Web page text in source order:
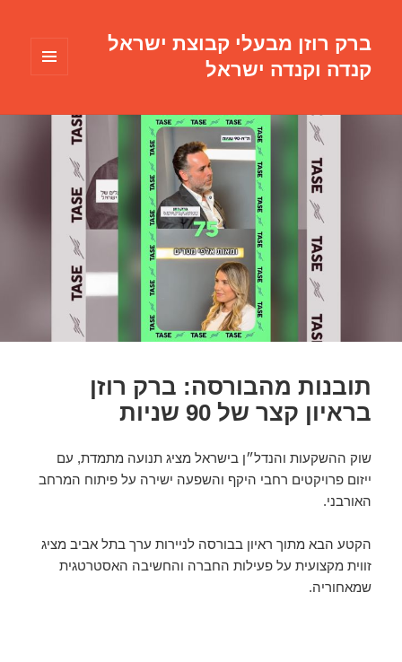
ברק רוזן מבעלי קבוצת ישראל
קנדה וקנדה ישראל
תובנות מהבורסה: ברק רוזן
בראיון קצר של 90 שניות
שוק ההשקעות והנדל״ן בישראל מציג תנועה מתמדת, עם
ייזום פרויקטים רחבי היקף והשפעה ישירה על פיתוח המרחב
האורבני.
הקטע הבא מתוך ראיון בבורסה לניירות ערך בתל אביב מציג
זווית מקצועית על פעילות החברה והחשיבה האסטרטגית
שמאחוריה.